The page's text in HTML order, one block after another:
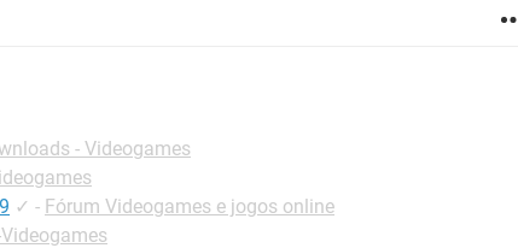
- Videogames
✓ - Fórum Videogames e jogos online